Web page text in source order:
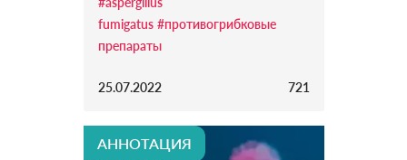
fumigatus #противогрибковые
препараты
25.07.2022 721
АННОТАЦИЯ